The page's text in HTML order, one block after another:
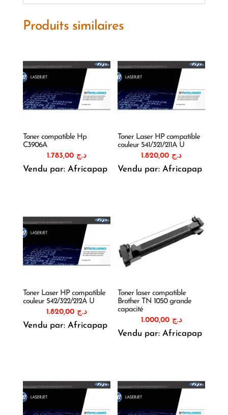
Produits similaires
Toner compatible Hp
C3906A
د.ج 1.783,00
Vendu par: Africapap
Toner Laser HP compatible
couleur 541/321/211A U
د.ج
Vendu par: Africapap
Toner Laser HP compatible
couleur 542/322/212A U
د.ج 1.820,00
Vendu par: Africapap
Toner laser compatible
Brother TN 1050 grande
capacité
د.ج 1.000,00
Vendu par: Africapap